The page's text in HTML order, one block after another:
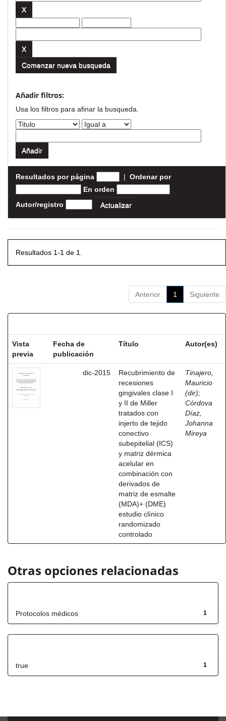
Comenzar nueva busqueda
Añadir filtros:
Usa los filtros para afinar la busqueda.
Resultados por página | Ordenar por
En orden
Autor/registro
Resultados 1-1 de 1.
Anterior 1 Siguiente
Vista
previa
Fecha de
publicación
Título Autor(es)
dic-2015
Recubrimiento de
recesiones
gingivales clase I
y II de Miller
tratados con
injerto de tejido
conectivo
subepitelial (ICS)
y matriz dérmica
acelular en
combinación con
derivados de
matriz de esmalte
(MDA)+ (DME)
estudio clínico
randomizado
controlado
Tinajero,
Mauricio
(dir);
Córdova
Díaz,
Johanna
Mireya
Otras opciones relacionadas
1
Protocolos médicos
1
true